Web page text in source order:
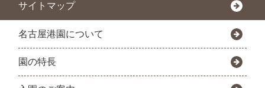
サイトマップ
名古屋港園について
園の特長